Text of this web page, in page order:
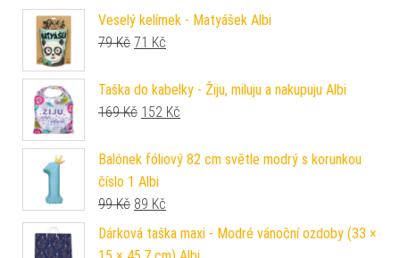
Veselý kelímek - Matyášek Albi
79Kč Původní cena byla: 79 Kč.
71 Kč
Taška do kabelky - Žiju, miluju a nakupuju Albi
169Kč Původní cena byla: 169 Kč.
152 Kč
Balónek fóliový 82 cm světle modrý s korunkou
číslo 1 Albi
99Kč Původní cena byla: 99 Kč.
89 Kč
Dárková taška maxi - Modré vánoční ozdoby (33 ×